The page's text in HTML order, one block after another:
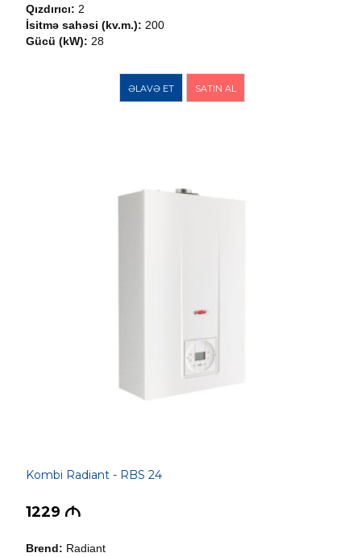
Qızdırıcı: 2
İsitmə sahəsi (kv.m.): 200
Gücü (kW): 28
ƏLAVƏ ET SATIN AL
Kombi Radiant - RBS 24
1229 M
Brend: Radiant